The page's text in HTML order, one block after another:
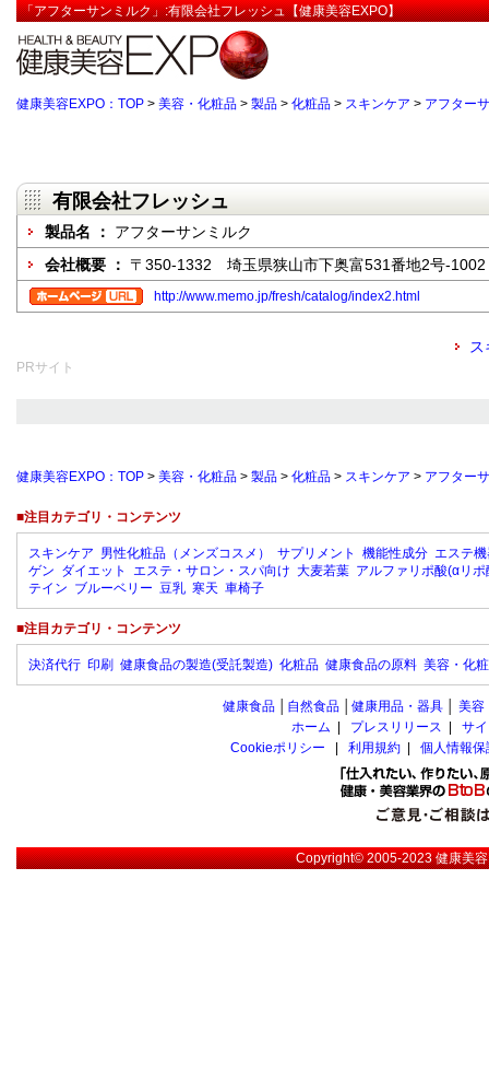
「アフターサンミルク」:有限会社フレッシュ【健康美容EXPO】
健康美容EXPO：TOP > 美容・化粧品 > 製品 > 化粧品 > スキンケア > アフター
有限会社フレッシュ
製品名 ： アフターサンミルク
会社概要 ： 〒350-1332 埼玉県狭山市下奥富531番地2号-1002
http://www.memo.jp/fresh/catalog/index2.html
PRサイト
健康美容EXPO：TOP > 美容・化粧品 > 製品 > 化粧品 > スキンケア > アフター
■注目カテゴリ・コンテンツ
スキンケア 男性化粧品（メンズコスメ） サプリメント 機能性成分 エステ
ゲン ダイエット エステ・サロン・スパ向け 大麦若葉 アルファリポ酸(αリポ
テイン ブルーベリー 豆乳 寒天 車椅子
■注目カテゴリ・コンテンツ
決済代行 印刷 健康食品の製造(受託製造) 化粧品 健康食品の原料 美容・化
健康食品 自然食品 健康用品・器具 美容
ホーム
プレスリリース
サ
Cookieポリシー
利用規約 個人情報
Copyright© 2005-2023健康美